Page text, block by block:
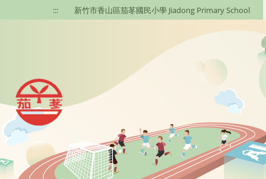
移至網頁之主要內容區位置
::: 新竹市香山區茄苳國民小學 Jiadong Primary School